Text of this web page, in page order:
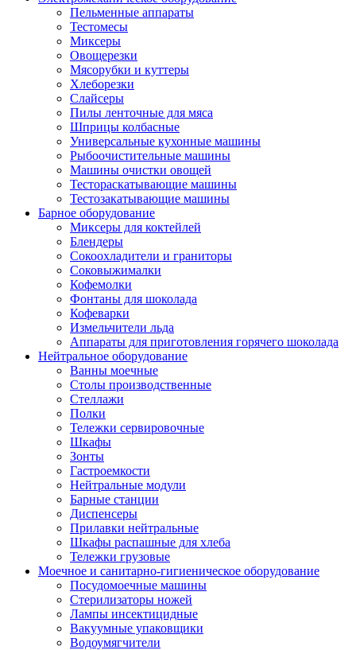
Пельменные аппараты
Тестомесы
Миксеры
Овощерезки
Мясорубки и куттеры
Хлеборезки
Слайсеры
Пилы ленточные для мяса
Шприцы колбасные
Универсальные кухонные машины
Рыбоочистительные машины
Машины очистки овощей
Тестораскатывающие машины
Тестозакатывающие машины
Барное оборудование
Миксеры для коктейлей
Блендеры
Сокоохладители и граниторы
Соковыжималки
Кофемолки
Фонтаны для шоколада
Кофеварки
Измельчители льда
Аппараты для приготовления горячего шоколада
Нейтральное оборудование
Ванны моечные
Столы производственные
Стеллажи
Полки
Тележки сервировочные
Шкафы
Зонты
Гастроемкости
Нейтральные модули
Барные станции
Диспенсеры
Прилавки нейтральные
Шкафы распашные для хлеба
Тележки грузовые
Моечное и санитарно-гигиеническое оборудование
Посудомоечные машины
Стерилизаторы ножей
Лампы инсектицидные
Вакуумные упаковщики
Водоумягчители